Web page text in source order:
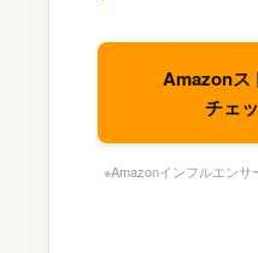
Amazonス
チェ
※Amazonインフルエンサ